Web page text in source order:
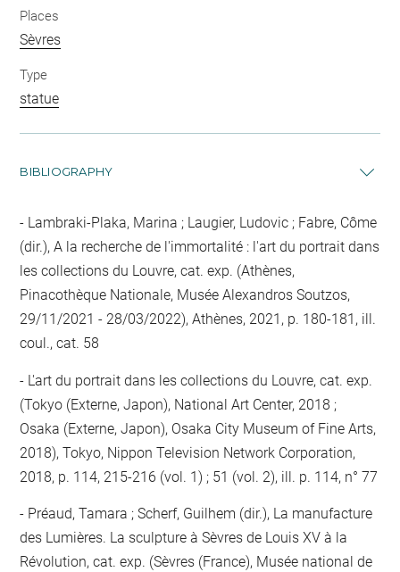
Places
Sèvres
Type
statue
BIBLIOGRAPHY
Lambraki-Plaka, Marina ; Laugier, Ludovic ; Fabre, Côme
(dir.), A la recherche de l'immortalité : l'art du portrait dans
les collections du Louvre, cat. exp. (Athènes,
Pinacothèque Nationale, Musée Alexandros Soutzos,
29/11/2021 - 28/03/2022), Athènes, 2021, p. 180-181, ill.
coul., cat. 58
L'art du portrait dans les collections du Louvre, cat. exp.
(Tokyo (Externe, Japon), National Art Center, 2018 ;
Osaka (Externe, Japon), Osaka City Museum of Fine Arts,
2018), Tokyo, Nippon Television Network Corporation,
2018, p. 114, 215-216 (vol. 1) ; 51 (vol. 2), ill. p. 114, n° 77
Préaud, Tamara ; Scherf, Guilhem (dir.), La manufacture
des Lumières. La sculpture à Sèvres de Louis XV à la
Révolution, cat. exp. (Sèvres (France), Musée national de